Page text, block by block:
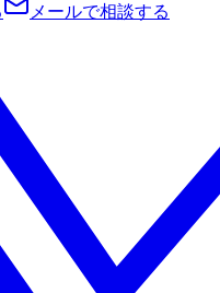
メールで相談する